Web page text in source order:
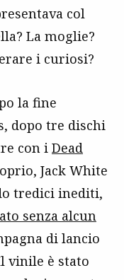
col
La moglie?
i curiosi?
la fine
dopo tre dischi
con i Dead
Jack White
tredici inediti,
senza alcun
di lancio
vinile è stato